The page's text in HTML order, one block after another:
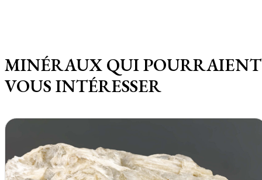
MINÉRAUX QUI POURRAIENT
VOUS INTÉRESSER